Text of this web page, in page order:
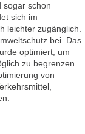
sogar schon
sich im
leichter zugänglich.
bei. Das
optimiert, um
zu begrenzen
von